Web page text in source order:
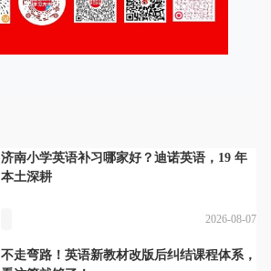
济南小学英语补习哪家好？迪诺英语，19 年
本土深耕
2026-08-07
不走弯路！英语新教材改版后纠结课程体系，